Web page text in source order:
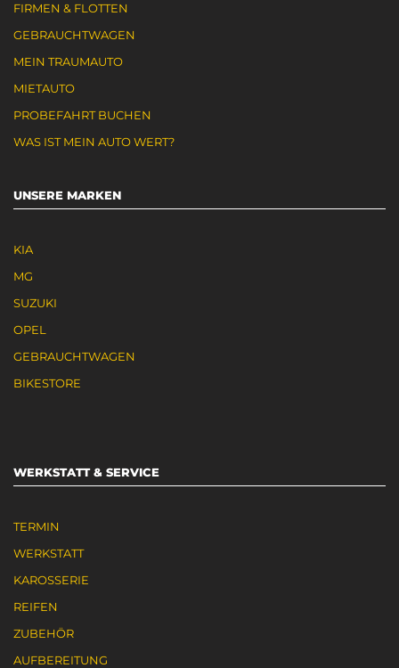
FIRMEN & FLOTTEN
GEBRAUCHTWAGEN
MEIN TRAUMAUTO
MIETAUTO
PROBEFAHRT BUCHEN
WAS IST MEIN AUTO WERT?
UNSERE MARKEN
KIA
MG
SUZUKI
OPEL
GEBRAUCHTWAGEN
BIKESTORE
WERKSTATT & SERVICE
TERMIN
WERKSTATT
KAROSSERIE
REIFEN
ZUBEHÖR
AUFBEREITUNG